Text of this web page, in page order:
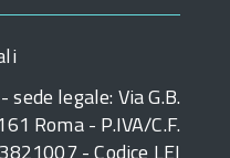
legale: Via G.B.
Roma - P.IVA/C.F.
- Codice LEI